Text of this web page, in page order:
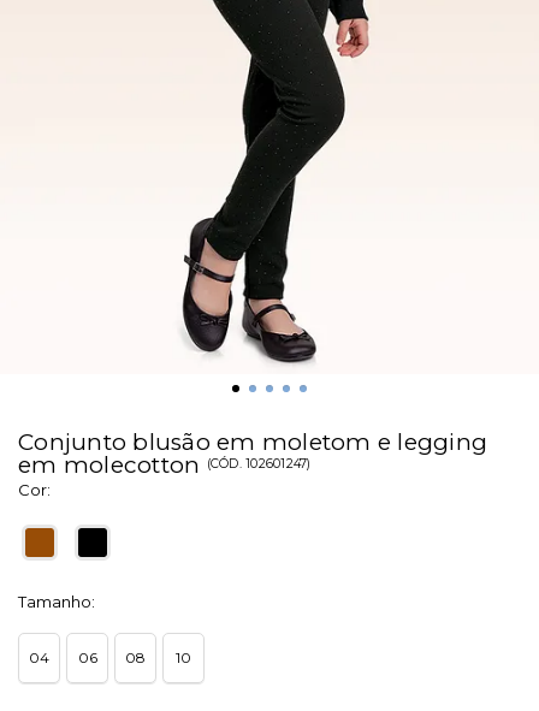
Conjunto blusão em moletom e legging
em molecotton
(CÓD. 102601247)
Cor:
Tamanho:
04 06 08 10